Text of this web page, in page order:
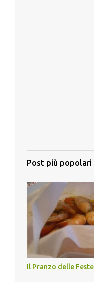
Post più popolari
Il Pranzo delle Feste